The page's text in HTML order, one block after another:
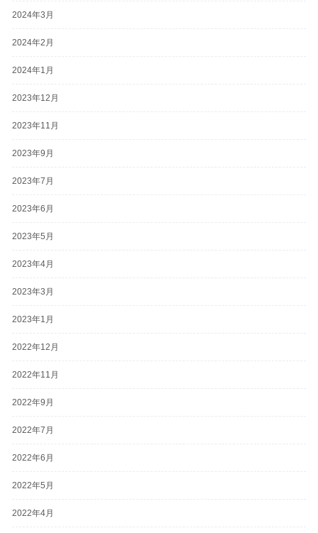
2024年3月
2024年2月
2024年1月
2023年12月
2023年11月
2023年9月
2023年7月
2023年6月
2023年5月
2023年4月
2023年3月
2023年1月
2022年12月
2022年11月
2022年9月
2022年7月
2022年6月
2022年5月
2022年4月